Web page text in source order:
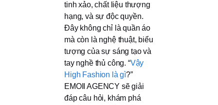
tinh xảo, chất liệu thượng
hạng, và sự độc quyền.
Đây không chỉ là quần áo
mà còn là nghệ thuật, biểu
tượng của sự sáng tạo và
tay nghề thủ công. “Vậy
High Fashion là gì?”
EMOII AGENCY sẽ giải
đáp câu hỏi, khám phá